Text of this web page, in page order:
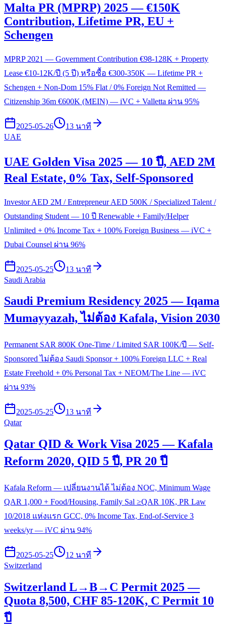
Malta PR (MPRP) 2025 — €150K
Contribution, Lifetime PR, EU +
Schengen
MPRP 2021 — Government Contribution €98-128K + Property
Lease €10-12K/ปี (5 ปี) หรือซื้อ €300-350K — Lifetime PR +
Schengen + Non-Dom 15% Flat / 0% Foreign Not Remitted —
Citizenship 36m €600K (MEIN) — iVC + Valletta ผ่าน 95%
2025-05-26
13 นาที
UAE
UAE Golden Visa 2025 — 10 ปี, AED 2M
Real Estate, 0% Tax, Self-Sponsored
Investor AED 2M / Entrepreneur AED 500K / Specialized Talent /
Outstanding Student — 10 ปี Renewable + Family/Helper
Unlimited + 0% Income Tax + 100% Foreign Business — iVC +
Dubai Counsel ผ่าน 96%
2025-05-25
13 นาที
Saudi Arabia
Saudi Premium Residency 2025 — Iqama
Mumayyazah, ไม่ต้อง Kafala, Vision 2030
Permanent SAR 800K One-Time / Limited SAR 100K/ปี — Self-
Sponsored ไม่ต้อง Saudi Sponsor + 100% Foreign LLC + Real
Estate Freehold + 0% Personal Tax + NEOM/The Line — iVC
ผ่าน 93%
2025-05-25
13 นาที
Qatar
Qatar QID & Work Visa 2025 — Kafala
Reform 2020, QID 5 ปี, PR 20 ปี
Kafala Reform — เปลี่ยนงานได้ ไม่ต้อง NOC, Minimum Wage
QAR 1,000 + Food/Housing, Family Sal ≥QAR 10K, PR Law
10/2018 แห่งแรก GCC, 0% Income Tax, End-of-Service 3
weeks/yr — iVC ผ่าน 94%
2025-05-25
12 นาที
Switzerland
Switzerland L→B→C Permit 2025 —
Quota 8,500, CHF 85-120K, C Permit 10
ปี